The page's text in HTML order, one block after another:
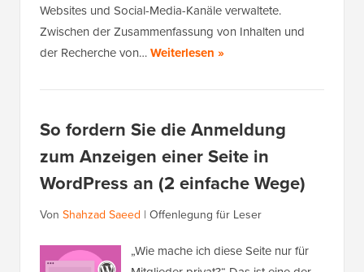
Websites und Social-Media-Kanäle verwaltete.
Zwischen der Zusammenfassung von Inhalten und
der Recherche von…Weiterlesen »
So fordern Sie die Anmeldung
zum Anzeigen einer Seite in
WordPress an (2 einfache Wege)
Von Shahzad Saeed | Offenlegung für Leser
„Wie mache ich diese Seite nur für